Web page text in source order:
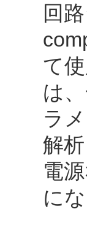
回
て
は
ラ
解
電
に